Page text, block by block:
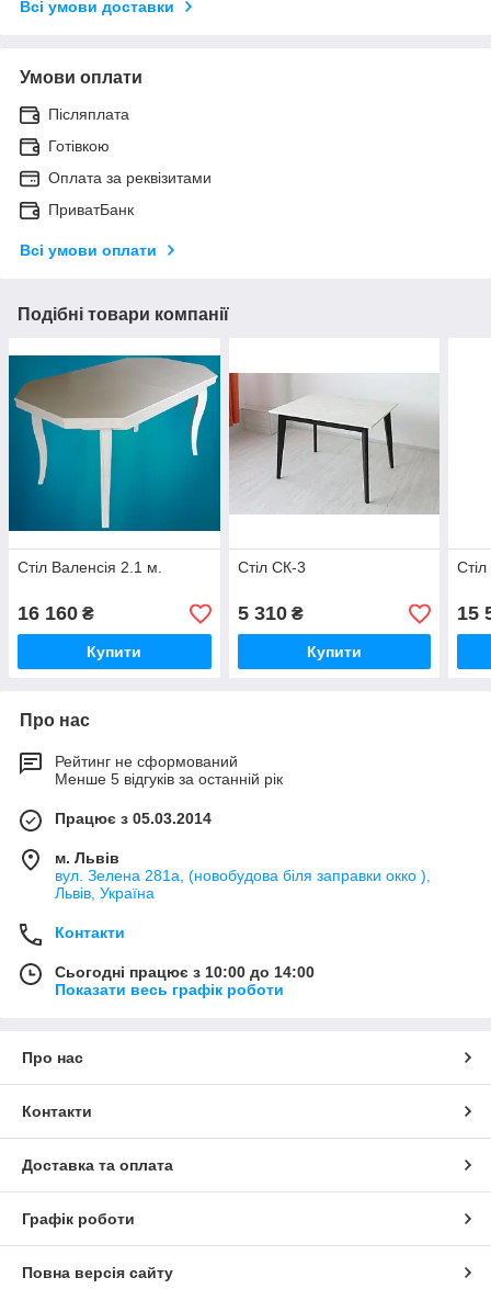
Всі умови доставки
Умови оплати
Післяплата
Готівкою
Оплата за реквізитами
ПриватБанк
Всі умови оплати
Подібні товари компанії
Стіл Валенсія 2.1 м.
16 160 ₴
Купити
Стіл СК-3
5 310₴
Купити
15
Про нас
Рейтинг не сформований
Менше 5 відгуків за останній рік
Працює з 05.03.2014
м. Львів
вул. Зелена 281а, (новобудова біля заправки окко ),
Львів, Україна
Контакти
Сьогодні працює з 10:00 до 14:00
Показати весь графік роботи
Про нас
Контакти
Доставка та оплата
Графік роботи
Повна версія сайту